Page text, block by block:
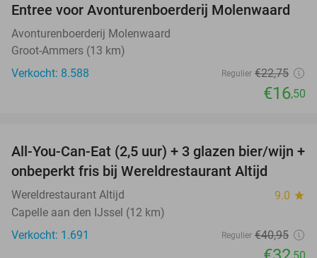
27%
Entree voor Avonturenboerderij Molenwaard
Avonturenboerderij Molenwaard
Groot-Ammers (13 km)
Verkocht: 8.588
Regulier €22,75
€16,50
21%
All-You-Can-Eat (2,5 uur) + 3 glazen bier/wijn +
onbeperkt fris bij Wereldrestaurant Altijd
Wereldrestaurant Altijd 9.0 star
Capelle aan den IJssel (12 km)
Verkocht: 1.691
Regulier €40,95